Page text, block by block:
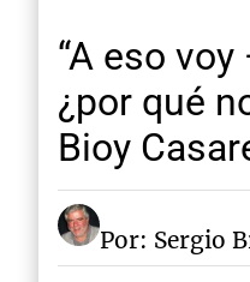
“A eso
¿por qué
Bioy
Por: Sergio